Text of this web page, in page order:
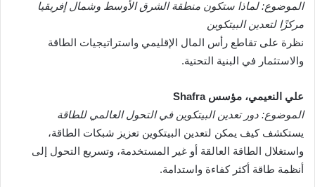
الموضوع: لماذا ستكون منطقة الشرق الأوسط وشمال إفريقيا
مركزًا لتعدين البيتكوين
نظرة على تقاطع رأس المال الإقليمي واستراتيجيات الطاقة
والاستثمار في البنية التحتية.
علي النعيمي، مؤسس Shafra
الموضوع: دور تعدين البيتكوين في التحول العالمي للطاقة
يستكشف كيف يمكن لتعدين البيتكوين تعزيز شبكات الطاقة،
واستغلال الطاقة العالقة أو غير المستخدمة، وتسريع التحول إلى
أنظمة طاقة أكثر كفاءة واستدامة.